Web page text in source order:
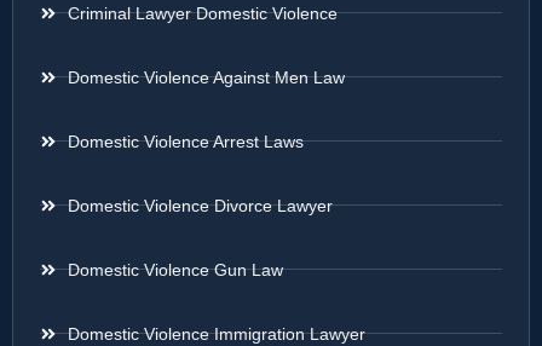
Criminal Lawyer Domestic Violence
Domestic Violence Against Men Law
Domestic Violence Arrest Laws
Domestic Violence Divorce Lawyer
Domestic Violence Gun Law
Domestic Violence Immigration Lawyer